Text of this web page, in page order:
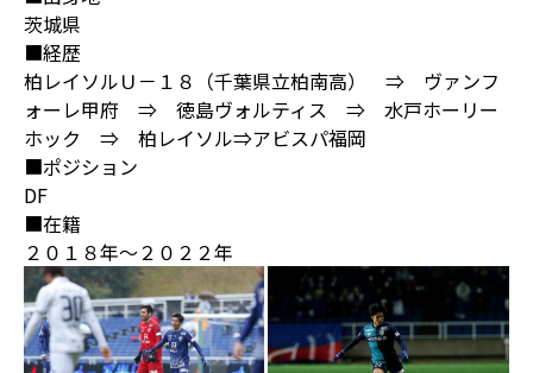
茨城県
■経歴
柏レイソルＵ－１８（千葉県立柏南高） ⇒ ヴァンフ
ォーレ甲府 ⇒ 徳島ヴォルティス ⇒ 水戸ホーリー
ホック ⇒ 柏レイソル⇒アビスパ福岡
■ポジション
DF
■在籍
２０１８年～２０２２年